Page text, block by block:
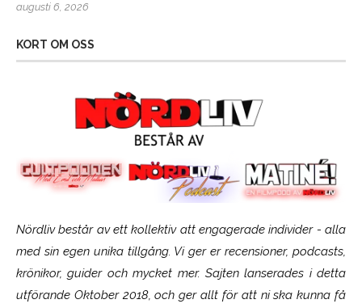
augusti 6, 2026
KORT OM OSS
Nördliv består av ett kollektiv att engagerade individer - alla
med sin egen unika tillgång. Vi ger er recensioner, podcasts,
krönikor, guider och mycket mer. Sajten lanserades i detta
utförande Oktober 2018, och ger allt för att ni ska kunna få